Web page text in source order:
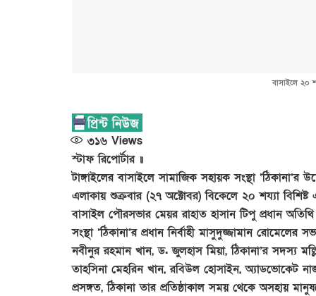
বাসাইলে ২০
৩১৬ Views
স্টাফ রিপোর্টার ॥
টাঙ্গাইলের বাসাইলে সামাজিক সহায়ক সংস্থা ‘ঠিকানা’র
এলাকায় শুক্রবার (২৭ অক্টোবর) বিকেলে ২০ শয্যা বিশিষ্ট
বাসাইল পৌরসভার মেয়র রাহাত হাসান টিপু প্রধান
সংস্থা ‘ঠিকানা’র প্রধান নির্বাহী মাসুদুজ্জামান
নবীনুর রহমান খান, ড. জুলহাস মিয়া, ঠিকানা’র সদস্য
তাহসিনা মেহরিন খান, রবিউল হোসাইন, অ্যাডভোকেট
প্রসঙ্গত, ঠিকানা তার প্রতিষ্ঠাকাল সময় থেকে অসহায়